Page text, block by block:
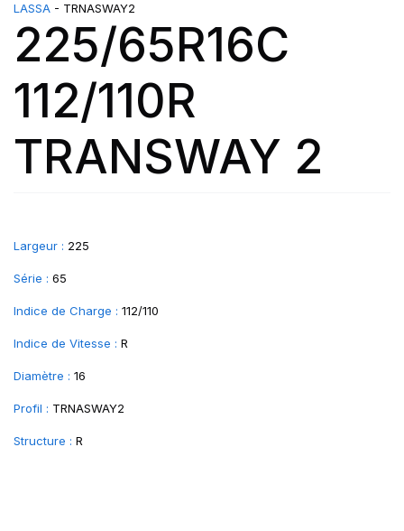
LASSA - TRNASWAY2
225/65R16C
112/110R
TRANSWAY 2
Largeur : 225
Série : 65
Indice de Charge : 112/110
Indice de Vitesse : R
Diamètre : 16
Profil : TRNASWAY2
Structure : R